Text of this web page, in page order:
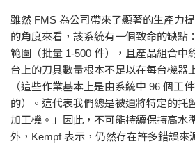
雖然 FMS 為公司帶來了顯著的生產力
的角度來看，該系統有一個致命的缺點
範圍（批量 1-500 件），且產品組合中
台上的刀具數量根本不足以在每台機器
（這些作業基本上是由系統中 96 個工
的）。這代表我們總是被迫將特定的托
加工機。」因此，不可能持續保持高水
外，Kempf 表示，仍然存在許多錯誤來